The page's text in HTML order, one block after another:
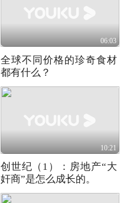
06:03
全球不同价格的珍奇食材
都有什么？
10:21
创世纪（1）：房地产“大
奸商”是怎么成长的。